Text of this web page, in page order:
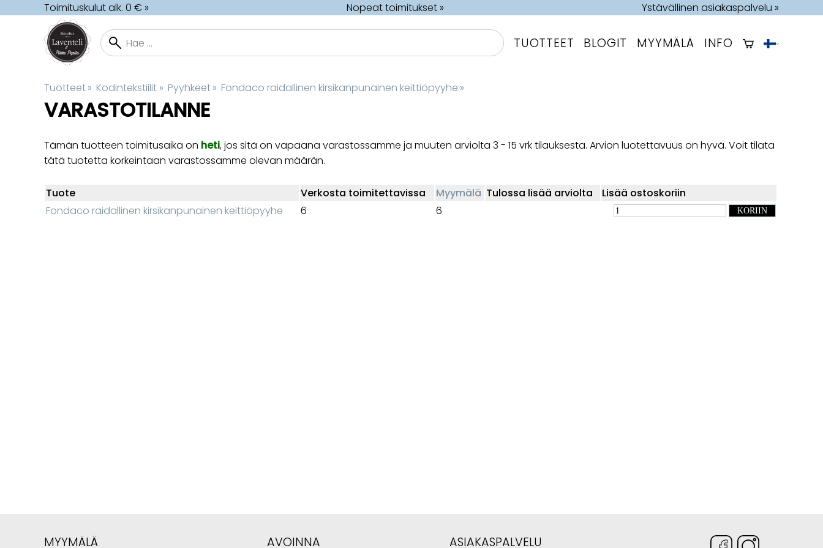
Toimituskulut alk. 0 € » Nopeat toimitukset » Ystävällinen asiakaspalvelu »
TUOTTEET BLOGIT MYYMÄLÄ INFO
Tuotteet‪» Kodintekstiilit ‪» Pyyhkeet‪» Fondaco raidallinen kirsikanpunainen keittiöpyyhe ‪»
VARASTOTILANNE
Tämän tuotteen toimitusaika on heti, jos sitä on vapaana varastossamme ja muuten arviolta 3 - 15 vrktilauksesta. Arvion luotettavuus on hyvä. Voit tilata
tätä tuotetta korkeintaan varastossamme olevan määrän.
Tuote Verkosta toimitettavissa Myymälä Tulossa lisää arviolta
Lisää ostoskoriin
Fondaco raidallinen kirsikanpunainen keittiöpyyhe
6 6
MYYMÄLÄ AVOINNA ASIAKASPALVELU